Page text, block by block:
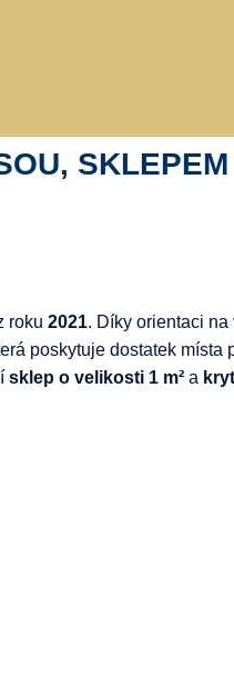
SKLEPEM
roku 2021. Díky orientaci na
poskytuje dostatek místa
sklep o velikosti 1 m² a